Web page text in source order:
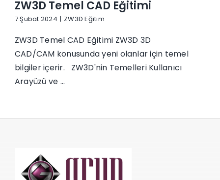
İletişim
ZW3D Temel CAD Eğitimi
7 Şubat 2024 | ZW3D Eğitim
ZW3D Temel CAD Eğitimi ZW3D 3D
CAD/CAM konusunda yeni olanlar için temel
bilgiler içerir. ZW3D'nin Temelleri Kullanıcı
Arayüzü ve ...